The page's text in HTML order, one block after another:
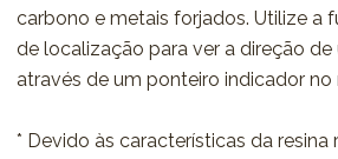
carbono e metais forjados. Utilize a
de localização para ver a direção
através de um ponteiro indicador no
* Devido às características da